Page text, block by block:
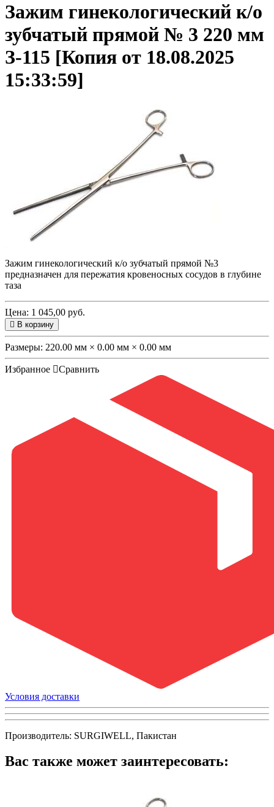
Зажим гинекологический к/о
зубчатый прямой № 3 220 мм
З-115 [Копия от 18.08.2025
15:33:59]
Зажим гинекологический к/о зубчатый прямой №3
предназначен для пережатия кровеносных сосудов в глубине
таза
Цена: 1 045,00 руб.
В корзину
Размеры: 220.00 мм × 0.00 мм × 0.00 мм
Избранное Сравнить
Условия доставки
Производитель: SURGIWELL, Пакистан
Вас также может заинтересовать: